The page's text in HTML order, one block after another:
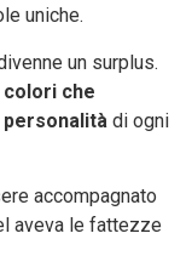
uniche.
un surplus.
colori che
di ogni
accompagnato
aveva le fattezze